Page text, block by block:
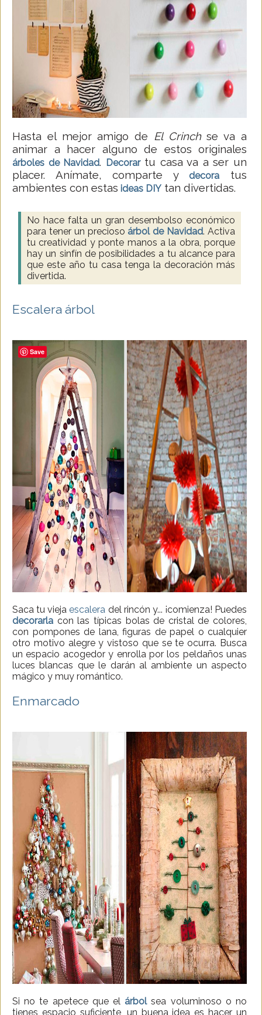
Hasta el mejor amigo de El Crinchse va a
animar a hacer alguno de estos originales
árboles de Navidad. Decorartu casa va a ser un
placer. Anímate, comparte y
decora
tus
ambientes con estas ideas DIY tan divertidas.
No hace falta un gran desembolso económico
para tener un precioso árbol de Navidad. Activa
tu creatividad y ponte manos a la obra, porque
hay un sinfín de posibilidades a tu alcance para
que este año tu casa tenga la decoración más
divertida.
Escalera árbol
Saca tu vieja escalera del rincón y... ¡comienza! Puedes
decorarla con las típicas bolas de cristal de colores,
con pompones de lana, figuras de papel o cualquier
otro motivo alegre y vistoso que se te ocurra. Busca
un espacio acogedor y enrolla por los peldaños unas
luces blancas que le darán al ambiente un aspecto
mágico y muy romántico.
Enmarcado
Si no te apetece que el árbol sea voluminoso o no
tienes espacio suficiente, un buena idea es hacer un
Save